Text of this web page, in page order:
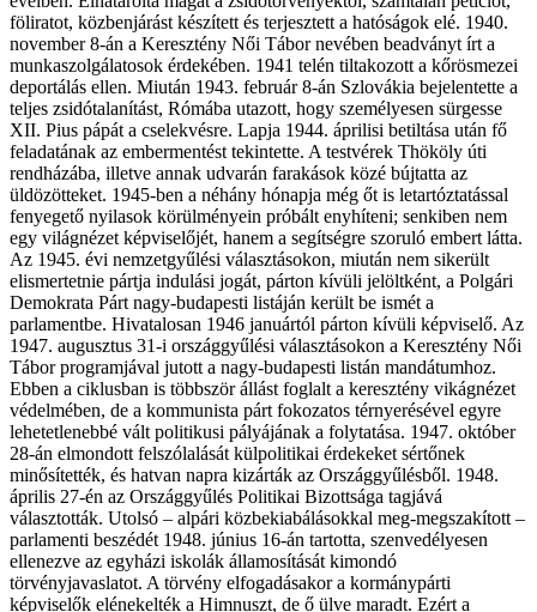
föliratot, közbenjárást készített és terjesztett a hatóságok elé. 1940.
november 8-án a Keresztény Női Tábor nevében beadványt írt a
munkaszolgálatosok érdekében. 1941 telén tiltakozott a kőrösmezei
deportálás ellen. Miután 1943. február 8-án Szlovákia bejelentette a
teljes zsidótalanítást, Rómába utazott, hogy személyesen sürgesse
XII. Pius pápát a cselekvésre. Lapja 1944. áprilisi betiltása után fő
feladatának az embermentést tekintette. A testvérek Thököly úti
rendházába, illetve annak udvarán farakások közé bújtatta az
üldözötteket. 1945-ben a néhány hónapja még őt is letartóztatással
fenyegető nyilasok körülményein próbált enyhíteni; senkiben nem
egy világnézet képviselőjét, hanem a segítségre szoruló embert látta.
Az 1945. évi nemzetgyűlési választásokon, miután nem sikerült
elismertetnie pártja indulási jogát, párton kívüli jelöltként, a Polgári
Demokrata Párt nagy-budapesti listáján került be ismét a
parlamentbe. Hivatalosan 1946 januártól párton kívüli képviselő. Az
1947. augusztus 31-i országgyűlési választásokon a Keresztény Női
Tábor programjával jutott a nagy-budapesti listán mandátumhoz.
Ebben a ciklusban is többször állást foglalt a keresztény vikágnézet
védelmében, de a kommunista párt fokozatos térnyerésével egyre
lehetetlenebbé vált politikusi pályájának a folytatása. 1947. október
28-án elmondott felszólalását külpolitikai érdekeket sértőnek
minősítették, és hatvan napra kizárták az Országgyűlésből. 1948.
április 27-én az Országgyűlés Politikai Bizottsága tagjává
választották. Utolsó – alpári közbekiabálásokkal meg-megszakított –
parlamenti beszédét 1948. június 16-án tartotta, szenvedélyesen
ellenezve az egyházi iskolák államosítását kimondó
törvényjavaslatot. A törvény elfogadásakor a kormánypárti
képviselők elénekelték a Himnuszt, de ő ülve maradt. Ezért a